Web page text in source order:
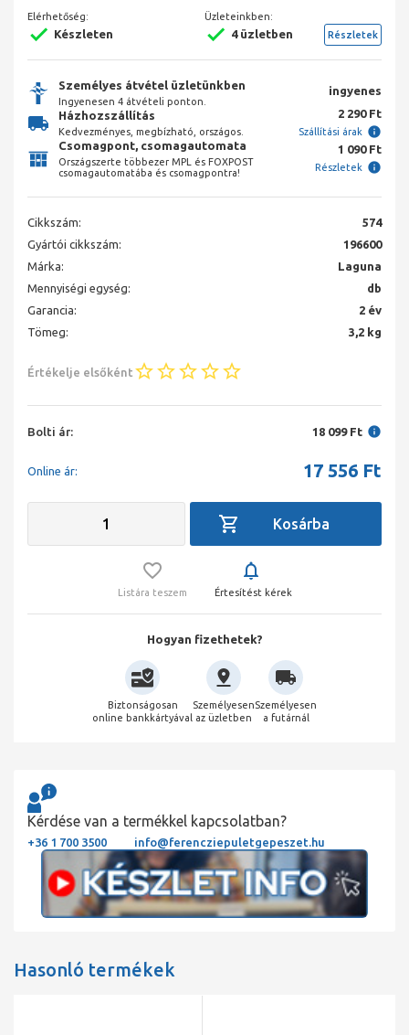
Elérhetőség:
Készleten
Üzleteinkben:
4 üzletben Részletek
Személyes átvétel üzletünkben
Ingyenesen 4 átvételi ponton.
ingyenes
Házhozszállítás
Kedvezményes, megbízható, országos.
2 290 Ft
Szállítási árak
Csomagpont, csomagautomata
Országszerte többezer MPL és FOXPOST
csomagautomatába és csomagpontra!
1 090 Ft
Részletek
Cikkszám:
574
Gyártói cikkszám:
196600
Márka:
Laguna
Mennyiségi egység:
db
Garancia:
2 év
Tömeg:
3,2 kg
Értékelje elsőként
Bolti ár: 18 099 Ft
Online ár: 17 556 Ft
Listára teszem Értesítést kérek
Hogyan fizethetek?
Biztonságosan
online bankkártyával
Személyesen
az üzletben
Személyesen
a futárnál
Kérdése van a termékkel kapcsolatban?
+36 1 700 3500 info@ferencziepuletgepeszet.hu
Hasonló termékek